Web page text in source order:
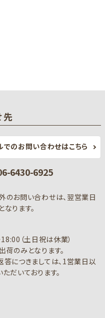
でのお問い合わせはこちら
6430-6925
のお問い合わせは、翌営業日
ります。
（土日祝は休業）
のみとなります。
につきましては、1営業日以
だいております。